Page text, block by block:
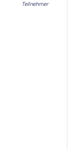
Teilnehmer